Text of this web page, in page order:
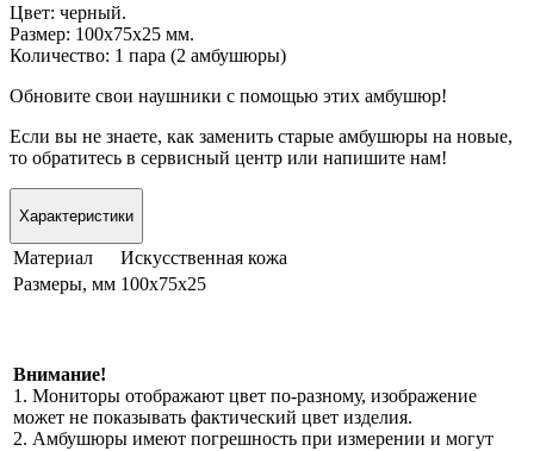
Цвет: черный.
Размер: 100х75х25 мм.
Количество: 1 пара (2 амбушюры)
Обновите свои наушники с помощью этих амбушюр!
Если вы не знаете, как заменить старые амбушюры на новые,
то обратитесь в сервисный центр или напишите нам!
Характеристики
Материал
Искусственная кожа
Размеры, мм 100х75х25
Внимание!
1. Мониторы отображают цвет по-разному, изображение
может не показывать фактический цвет изделия.
2. Амбушюры имеют погрешность при измерении и могут